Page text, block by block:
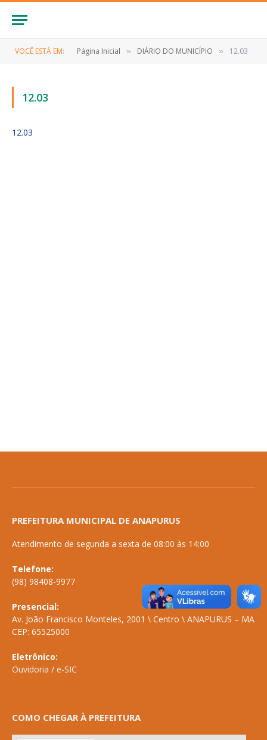
VOCÊ ESTÁ EM: Página Inicial » DIÁRIO DO MUNICÍPIO » 12.03
12.03
12.03
PREFEITURA MUNICIPAL DE ANAPURUS
Atendimento de segunda a sexta de 08:00 às 14:00
Telefone:
(98) 98408-9977
Presencial:
Av. João Francisco Monteles, 2001 \ Centro \ ANAPURUS – MA
CEP: 65525000
Eletrônico:
Ouvidoria / e-SIC
COMO CHEGAR À PREFEITURA